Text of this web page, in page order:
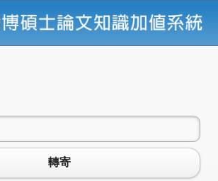
轉寄